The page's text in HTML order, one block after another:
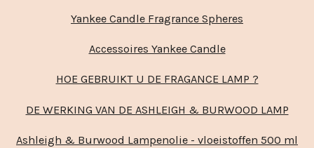
Yankee Candle Fragrance Spheres
Accessoires Yankee Candle
HOE GEBRUIKT U DE FRAGANCE LAMP ?
DE WERKING VAN DE ASHLEIGH & BURWOOD LAMP
Ashleigh & Burwood Lampenolie - vloeistoffen 500 ml